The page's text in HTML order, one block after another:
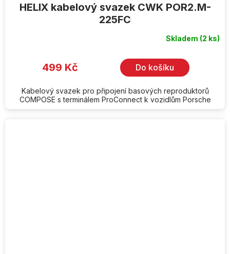
HELIX kabelový svazek CWK POR2.M-
225FC
Skladem (2 ks)
499 Kč Do košíku
Kabelový svazek pro připojení basových reproduktorů
COMPOSE s terminálem ProConnect k vozidlům Porsche